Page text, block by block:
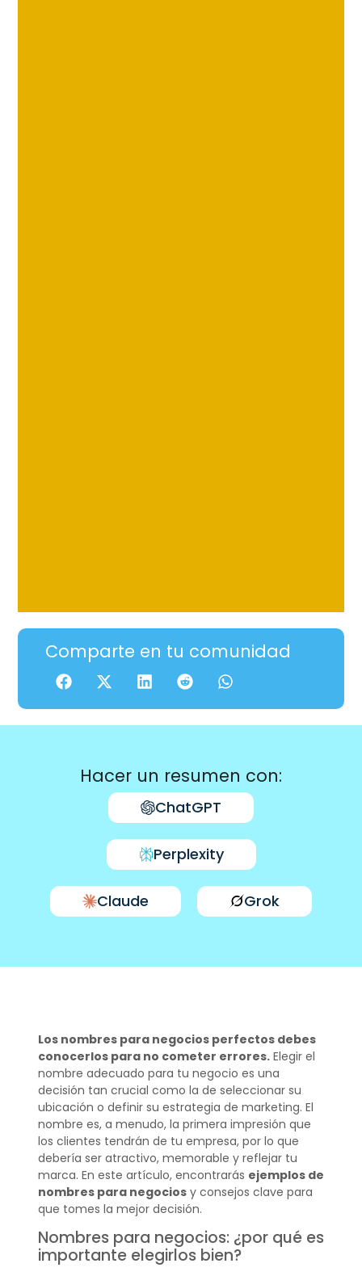
Comparte en tu comunidad
Hacer un resumen con:
ChatGPT
Perplexity
Claude Grok
Los nombres para negocios perfectos debes
conocerlos para no cometer errores.Elegir el
nombre adecuado para tu negocio es una
decisión tan crucial como la de seleccionar su
ubicación o definir su estrategia de marketing. El
nombre es, a menudo, la primera impresión que
los clientes tendrán de tu empresa, por lo que
debería ser atractivo, memorable y reflejar tu
marca. En este artículo, encontrarás ejemplos de
nombres para negociosy consejos clave para
que tomes la mejor decisión.
Nombres para negocios: ¿por qué es
importante elegirlos bien?